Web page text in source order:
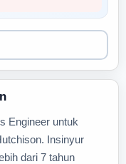
Engineer untuk
Insinyur
dari 7 tahun